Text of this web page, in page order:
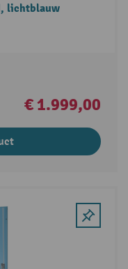
lichtblauw
€ 1.999,00